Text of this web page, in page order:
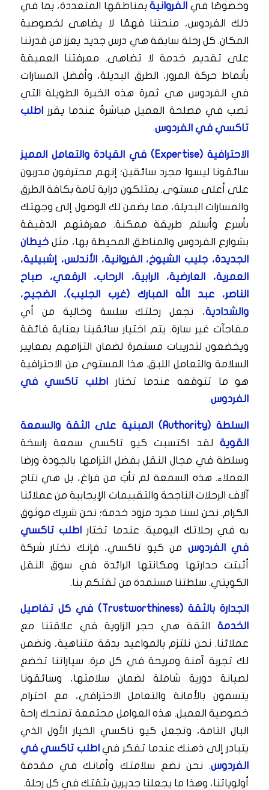
وخصوصًا في الفروانيةبمناطقها المتعددة، بما في
ذلك الفردوس، منحتنا فهمًا لا يضاهى لخصوصية
المكان. كل رحلة سابقة هي درس جديد يعزز من قدرتنا
على تقديم خدمة لا تضاهى. معرفتنا العميقة
بأنماط حركة المرور، الطرق البديلة، وأفضل المسارات
في الفردوس هي ثمرة هذه الخبرة الطويلة التي
تصب في مصلحة العميل مباشرةً عندما يقرر
اطلب
تاكسي في الفردوس.
الاحترافية (Expertise) في القيادة والتعامل المميز
سائقونا ليسوا مجرد سائقين؛ إنهم محترفون مدربون
على أعلى مستوى. يمتلكون دراية تامة بكافة الطرق
والمسارات البديلة، مما يضمن لك الوصول إلى وجهتك
بأسرع وأسلم طريقة ممكنة. معرفتهم الدقيقة
بشوارع الفردوس والمناطق المحيطة بها، مثلخيطان
الجديدة، جليب الشيوخ، الفروانية، الأندلس، إشبيلية،
العمرية، العارضية، الرابية، الرحاب، الرقعي، صباح
الناصر، عبد الله المبارك (غرب الجليب)، الضجيج،
والشدادية، تجعل رحلتك سلسة وخالية من أي
مفاجآت غير سارة. يتم اختيار سائقينا بعناية فائقة
ويخضعون لتدريبات مستمرة لضمان التزامهم بمعايير
السلامة والتعامل اللبق. هذا المستوى من الاحترافية
هو ما تتوقعه عندما تختار
اطلب تاكسي في
الفردوس.
السلطة (Authority) المبنية على الثقة والسمعة
القويةلقد اكتسبت كيو تاكسي سمعة راسخة
وسلطة في مجال النقل بفضل التزامها بالجودة ورضا
العملاء. هذه السمعة لم تأتِ من فراغ، بل هي نتاج
آلاف الرحلات الناجحة والتقييمات الإيجابية من عملائنا
الكرام. نحن لسنا مجرد مزود خدمة؛ نحن شريك موثوق
به في رحلاتك اليومية. عندما تختار
اطلب تاكسي
في الفردوس من كيو تاكسي، فإنك تختار شركة
أثبتت جدارتها ومكانتها الرائدة في سوق النقل
الكويتي. سلطتنا مستمدة من ثقتكم بنا.
الجدارة بالثقة (Trustworthiness) في كل تفاصيل
الخدمةالثقة هي حجر الزاوية في علاقتنا مع
عملائنا. نحن نلتزم بالمواعيد بدقة متناهية، ونضمن
لك تجربة آمنة ومريحة في كل مرة. سياراتنا تخضع
لصيانة دورية شاملة لضمان سلامتها، وسائقونا
يتسمون بالأمانة والتعامل الاحترافي، مع احترام
خصوصية العميل. هذه العوامل مجتمعة تمنحك راحة
البال التامة، وتجعل كيو تاكسي الخيار الأول الذي
يتبادر إلى ذهنك عندما تفكر في اطلب تاكسي في
الفردوس. نحن نضع سلامتك وأمانك في مقدمة
أولوياتنا، وهذا ما يجعلنا جديرين بثقتك في كل رحلة.